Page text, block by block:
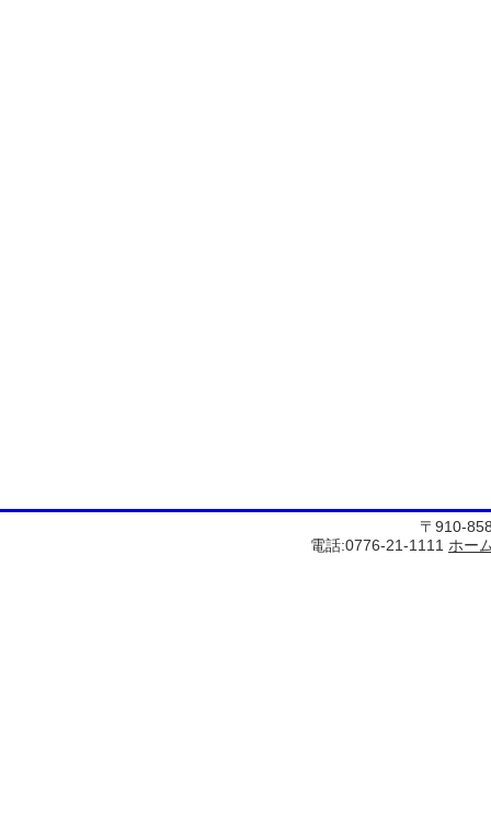
〒910-
電話:0776-21-1111 ホー